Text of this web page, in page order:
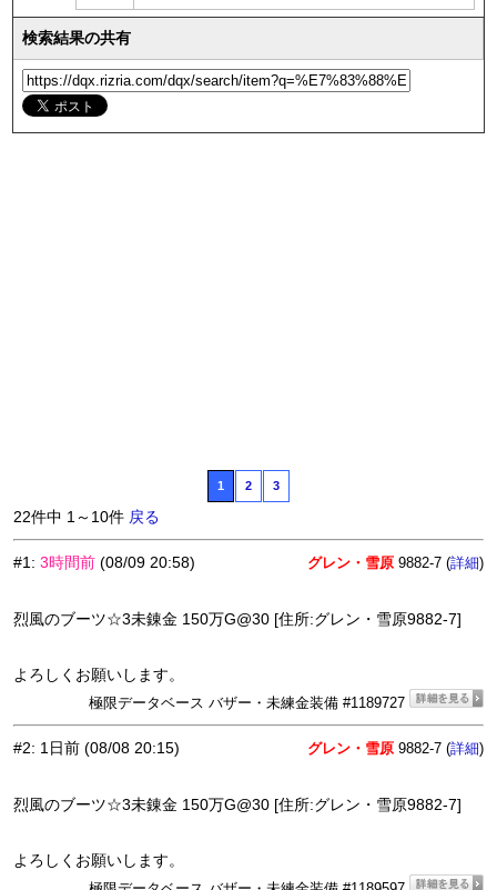
検索結果の共有
1 2 3
22件中 1～10件 戻る
#1: 3時間前 (08/09 20:58) グレン・雪原 9882-7 (詳細)
烈風のブーツ☆3未錬金 150万G@30 [住所:グレン・雪原9882-7]
よろしくお願いします。
極限データベース バザー・未練金装備 #1189727
#2: 1日前 (08/08 20:15) グレン・雪原 9882-7 (詳細)
烈風のブーツ☆3未錬金 150万G@30 [住所:グレン・雪原9882-7]
よろしくお願いします。